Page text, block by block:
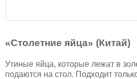
«Столетние яйца» (Китай)
Утиные яйца, которые лежат в
подаются на стол. Подходит